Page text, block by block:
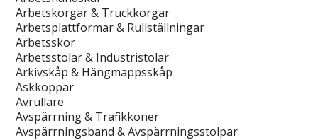
Arbetskorgar & Truckkorgar
Arbetsplattformar & Rullställningar
Arbetsskor
Arbetsstolar & Industristolar
Arkivskåp & Hängmappsskåp
Askkoppar
Avrullare
Avspärrning & Trafikkoner
Avspärrningsband & Avspärrningsstolpar